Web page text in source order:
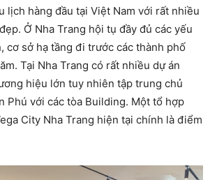
lịch hàng đầu tại Việt Nam với rất nhiều
Ở Nha Trang hội tụ đầy đủ các yếu
cơ sở hạ tầng đi trước các thành phố
Tại Nha Trang có rất nhiều dự án
hiệu lớn tuy nhiên tập trung chủ
Phú với các tòa Building. Một tổ hợp
City Nha Trang hiện tại chính là điểm